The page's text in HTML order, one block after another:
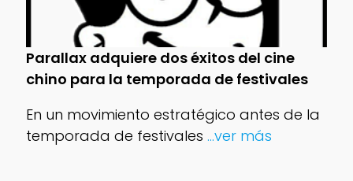
Parallax adquiere dos éxitos del cine
chino para la temporada de festivales
En un movimiento estratégico antes de la
temporada de festivales ...ver más